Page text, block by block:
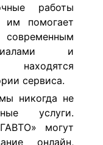
работы
помогает
и
сервиса.
никогда не
услуги.
могут
онлайн,